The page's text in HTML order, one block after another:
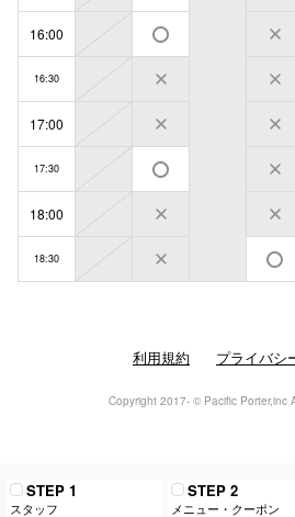
16:00
16:30
17:00
17:30
18:00
18:30
STEP 1
スタッフ
STEP 2
メニュー・クーポン
利用規約 プライバシ
Copyright 2017- © Pacific Porter,inc